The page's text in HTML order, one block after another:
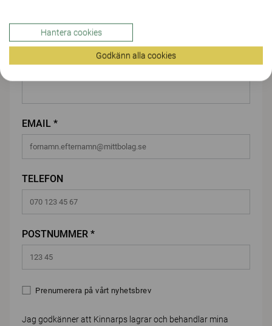
FÖRETAG/ORGANISATION*
EMAIL *
TELEFON
POSTNUMMER *
Prenumerera på vårt nyhetsbrev
Jag godkänner att Kinnarps lagrar och behandlar mina
Hantera cookies
Godkänn alla cookies